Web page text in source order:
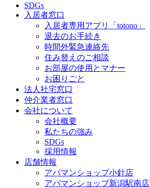
SDGs
入居者窓口
入居者専用アプリ「totono」
退去のお手続き
時間外緊急連絡先
住み替えのご相談
お部屋の使用とマナー
お困りごと
法人社宅窓口
仲介業者窓口
会社について
会社概要
私たちの強み
SDGs
採用情報
店舗情報
アパマンショップ小針店
アパマンショップ新潟駅南店